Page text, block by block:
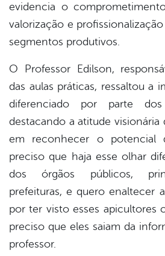
evidencia o
valorização e
segmentos produtivos.
O Professor Edilson,
das aulas práticas, ressaltou a
diferenciado por parte
destacando a atitude visionária
em reconhecer o potencial
preciso que haja esse olhar
dos órgãos públicos,
prefeituras, e quero enaltecer
por ter visto esses apicultores
preciso que eles saiam da
professor.